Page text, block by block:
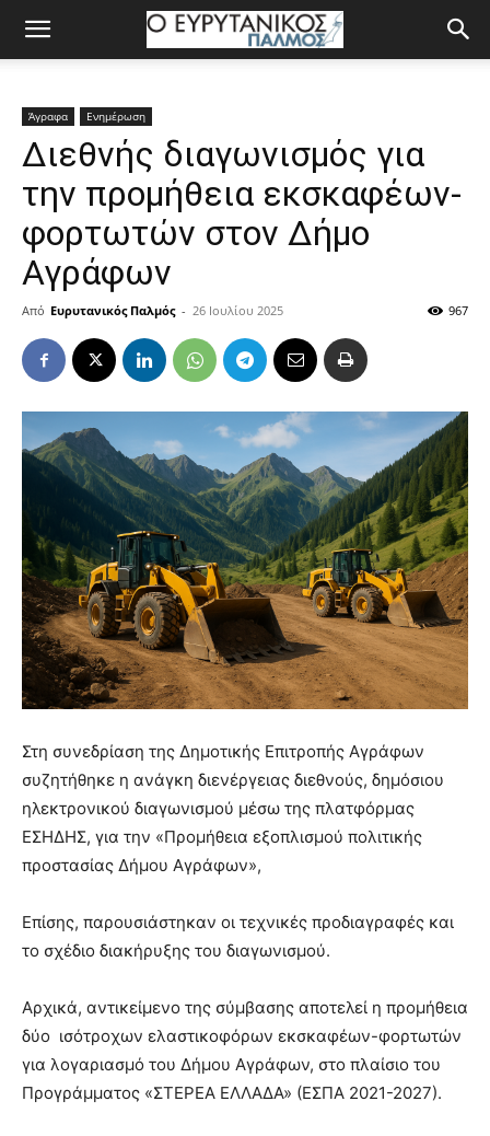
Άγραφα Ενημέρωση
Διεθνής διαγωνισμός για
την προμήθεια εκσκαφέων-
φορτωτών στον Δήμο
Αγράφων
Από Ευρυτανικός Παλμός - 26 Ιουλίου 2025 967
Στη συνεδρίαση της Δημοτικής Επιτροπής Αγράφων
συζητήθηκε η ανάγκη διενέργειας διεθνούς, δημόσιου
ηλεκτρονικού διαγωνισμού μέσω της πλατφόρμας
ΕΣΗΔΗΣ, για την «Προμήθεια εξοπλισμού πολιτικής
προστασίας Δήμου Αγράφων»,
Επίσης, παρουσιάστηκαν οι τεχνικές προδιαγραφές και
το σχέδιο διακήρυξης του διαγωνισμού.
Αρχικά, αντικείμενο της σύμβασης αποτελεί η προμήθεια
δύο ισότροχων ελαστικοφόρων εκσκαφέων-φορτωτών
για λογαριασμό του Δήμου Αγράφων, στο πλαίσιο του
Προγράμματος «ΣΤΕΡΕΑ ΕΛΛΑΔΑ» (ΕΣΠΑ 2021-2027).